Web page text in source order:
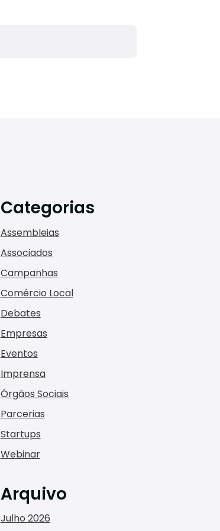
Categorias
Assembleias
Associados
Campanhas
Comércio Local
Debates
Empresas
Eventos
Imprensa
Órgãos Sociais
Parcerias
Startups
Webinar
Arquivo
Julho 2026